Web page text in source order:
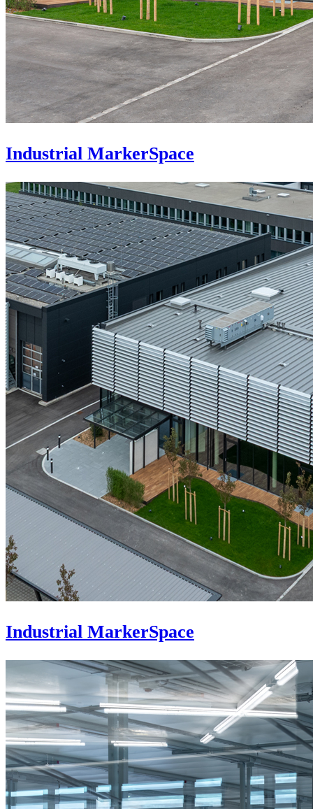
Industrial MarkerSpace
Industrial MarkerSpace